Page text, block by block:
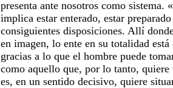
presenta ante nosotros como sistema.
implica estar enterado, estar
consiguientes disposiciones. Allí
en imagen, lo ente en su totalidad
gracias a lo que el hombre puede
como aquello que, por lo tanto, quiere
es, en un sentido decisivo, quiere